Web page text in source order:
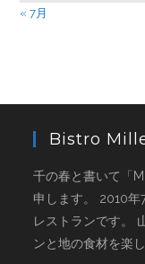
« 7月
Bistro
千の春と書いて「
申します。 2010年
レストランです。
ンと地の食材を楽